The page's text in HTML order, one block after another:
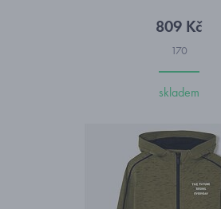
809 Kč
170
skladem